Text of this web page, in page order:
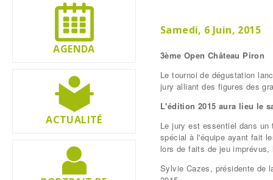
Samedi, 6 Juin, 2015
3ème Open Château Piron
Le tournoi de dégustation
jury alliant des figures des
L'édition 2015 aura lieu le
Le jury est essentiel dans
spécial à l'équipe ayant fait
lors de faits de jeu
Sylvie Cazes, présidente de
AGENDA
ACTUALITÉ